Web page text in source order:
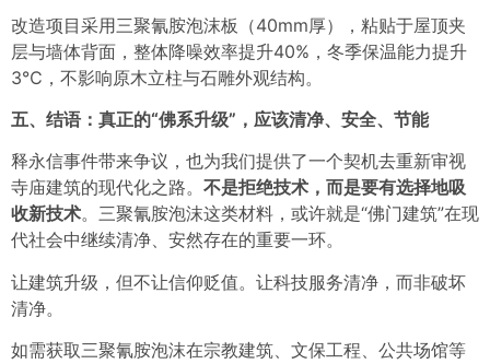
改造项目采用三聚氰胺泡沫板 （40mm厚），粘贴于屋顶夹
层与墙体背面，整体降噪效率提升40%，冬季保温能力提升
3℃，不影响原木立柱与石雕外观结构。
五、结语：真正的“佛系升级”，应该清净、安全、节能
释永信事件带来争议，也为我们提供了一个契机去重新审视
寺庙建筑的现代化之路。 不是拒绝技术，而是要有选择地吸
收新技术。三聚氰胺泡沫这类材料，或许就是“佛门建筑”在现
代社会中继续清净、安然存在的重要一环。
让建筑升级，但不让信仰贬值。让科技服务清净，而非破坏
清净。
如需获取三聚氰胺泡沫在宗教建筑、文保工程、公共场馆等